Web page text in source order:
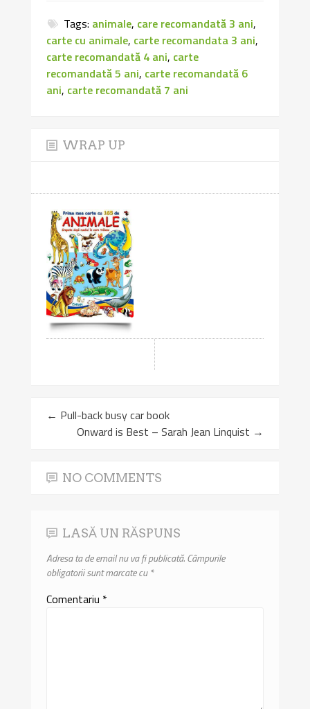
Tags: animale, care recomandată 3 ani,
carte cu animale, carte recomandata 3 ani,
carte recomandată 4 ani, carte
recomandată 5 ani, carte recomandată 6
ani, carte recomandată 7 ani
WRAP UP
← Pull-back busy car book
Onward is Best – Sarah Jean Linquist →
NO COMMENTS
LASĂ UN RĂSPUNS
Adresa ta de email nu va fi publicată.Câmpurile
obligatorii sunt marcate cu*
Comentariu *